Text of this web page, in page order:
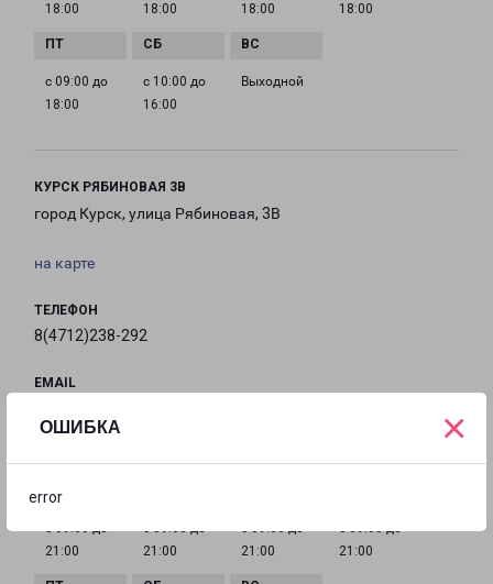
ОШИБКА
error
×
18:00 18:00 18:00 18:00
с 09:00 до
18:00
с 10:00 до
16:00
Выходной
КУРСК РЯБИНОВАЯ 3В
город Курск, улица Рябиновая, 3В
на карте
ТЕЛЕФОН
8(4712)238-292
EMAIL
с 09:00 до
21:00
с 09:00 до
21:00
с 09:00 до
21:00
с 09:00 до
21:00